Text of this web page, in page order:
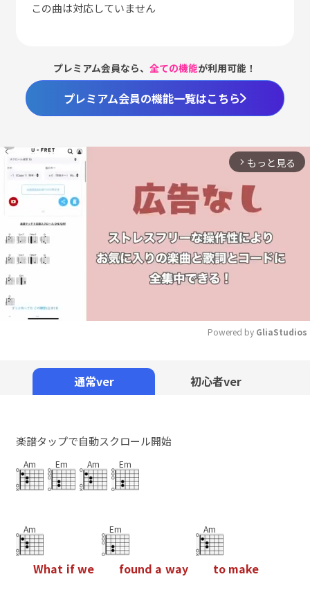
この曲は対応していません
プレミアム会員なら、全ての機能が利用可能！
プレミアム会員の機能一覧はこちら
arrow_forward_ios もっと見る
Powered by GliaStudios
通常ver 初心者ver
楽譜タップで自動スクロール開始
Am Em Am Em
Am
What ifwe
Em
found a way
Am
to make